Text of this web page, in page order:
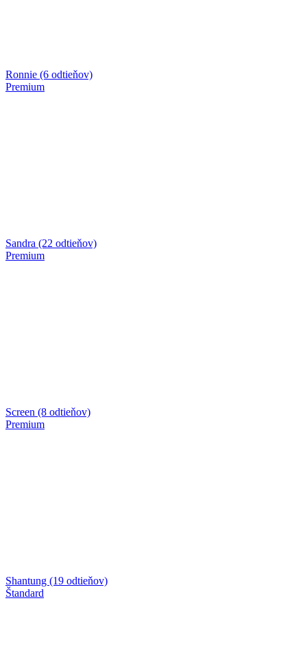
Ronnie (6 odtieňov)
Premium
Sandra (22 odtieňov)
Premium
Screen (8 odtieňov)
Premium
Shantung (19 odtieňov)
Štandard